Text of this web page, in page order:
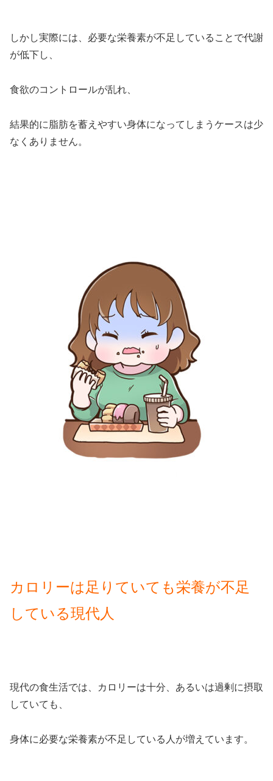
しかし実際には、必要な栄養素が不足していることで代謝
が低下し、
食欲のコントロールが乱れ、
結果的に脂肪を蓄えやすい身体になってしまうケースは少
なくありません。
カロリーは足りていても栄養が不足
している現代人
現代の食生活では、カロリーは十分、あるいは過剰に摂取
していても、
身体に必要な栄養素が不足している人が増えています。